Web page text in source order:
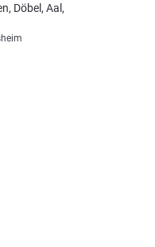
Döbel, Aal,